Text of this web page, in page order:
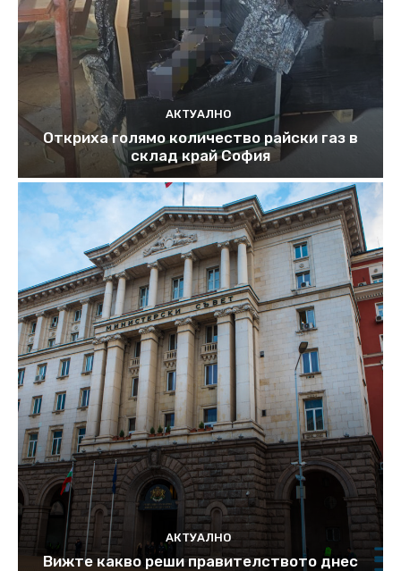
АКТУАЛНО
Откриха голямо количество райски газ в
склад край София
АКТУАЛНО
Вижте какво реши правителството днес